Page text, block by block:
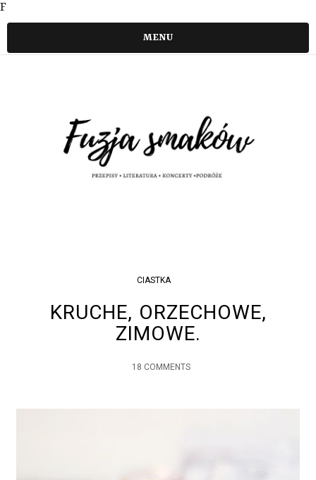
F
MENU
CIASTKA
KRUCHE, ORZECHOWE,
ZIMOWE.
18 COMMENTS